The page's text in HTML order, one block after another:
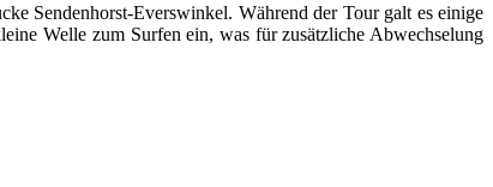
Sendenhorst-Everswinkel. Während der Tour galt es einige
Welle zum Surfen ein, was für zusätzliche Abwechselung